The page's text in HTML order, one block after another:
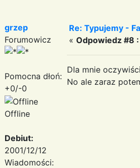
grzep
Forumowicz
Pomocna dłoń:
+0/-0
Offline
Debiut:
2001/12/12
Wiadomości:
Re: Typujemy -
« Odpowiedz #8 :
Dla mnie
No ale zaraz